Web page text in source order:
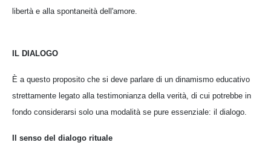
libertà e alla spontaneità dell'amore.
IL DIALOGO
È a questo proposito che si deve parlare di un dinamismo educativo
strettamente legato alla testimonianza della verità, di cui potrebbe in
fondo considerarsi solo una modalità se pure essenziale: il dialogo.
Il senso del dialogo rituale